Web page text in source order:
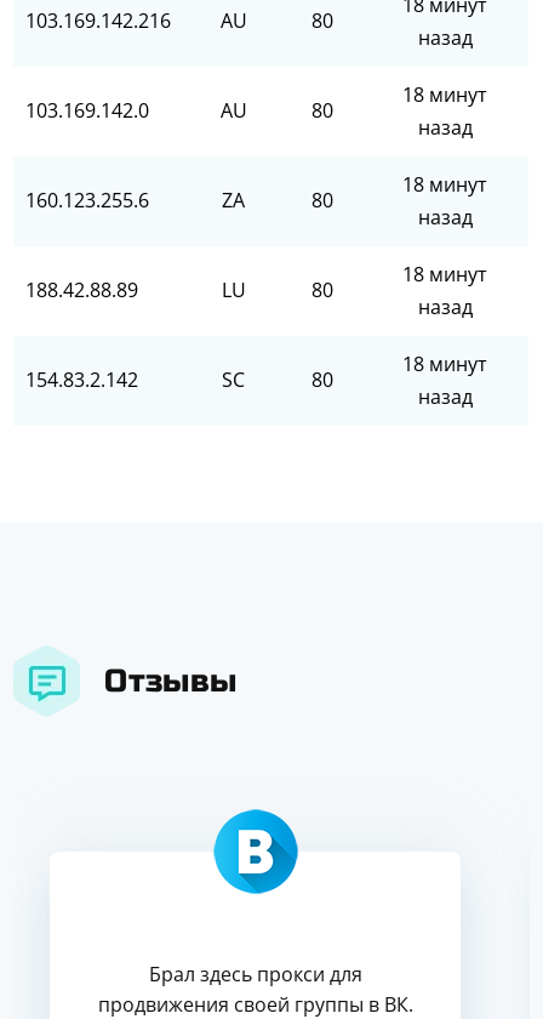
103.169.142.216 AU 80
назад
103.169.142.0 AU 80
18 минут
назад
160.123.255.6 ZA 80
18 минут
назад
188.42.88.89 LU 80
18 минут
назад
154.83.2.142 SC 80
18 минут
назад
Отзывы
Брал здесь прокси для
продвижения своей группы в ВК.